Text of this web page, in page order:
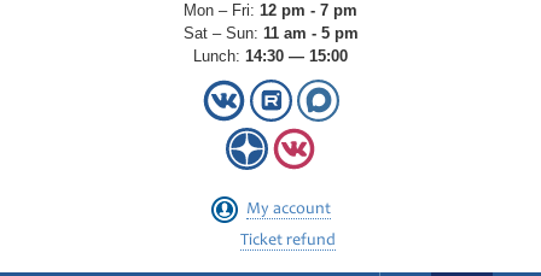
Mon – Fri: 12 pm - 7 pm
Sat – Sun: 11 am - 5 pm
Lunch: 14:30 — 15:00
My account
Ticket refund